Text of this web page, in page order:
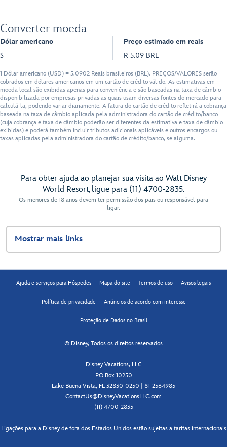
Converter moeda
Dólar americano
$
Preço estimado em reais
R 5.09 BRL
1 Dólar americano (USD) = 5.0902 Reais brasileiros (BRL). PREÇOS/VALORES serão
cobrados em dólares americanos em um cartão de crédito válido. As estimativas em
moeda local são exibidas apenas para conveniência e são baseadas na taxa de câmbio
disponibilizada por empresas privadas as quais usam diversas fontes do mercado para
calculá-la, podendo variar diariamente. A fatura do cartão de crédito refletirá a cobrança
baseada na taxa de câmbio aplicada pela administradora do cartão de crédito/banco
(cuja cobrança e taxa de câmbio poderão ser diferentes da estimativa e taxa de câmbio
exibidas) e poderá também incluir tributos adicionais aplicáveis e outros encargos ou
taxas aplicadas pela administradora do cartão de crédito/banco, se alguma.
Para obter ajuda ao planejar sua visita ao Walt Disney
World Resort, ligue para (11) 4700-2835.
Os menores de 18 anos devem ter permissão dos pais ou responsável para
ligar.
Mostrar mais links
Ajuda e serviços para Hóspedes Mapa do site Termos de uso Avisos legais
Política de privacidade Anúncios de acordo com interesse
Proteção de Dados no Brasil
© Disney, Todos os direitos reservados
Disney Vacations, LLC
PO Box 10250
Lake Buena Vista, FL 32830-0250 | 81-2564985
ContactUs@DisneyVacationsLLC.com
(11) 4700-2835
Ligações para a Disney de fora dos Estados Unidos estão sujeitas a tarifas internacionais